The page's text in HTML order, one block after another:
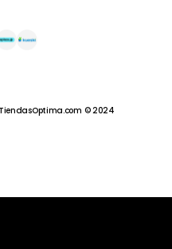
© 2024